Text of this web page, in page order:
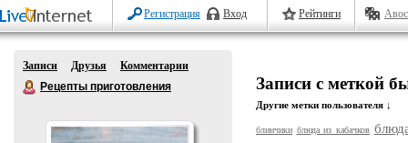
Регистрация Вход Рейтинги
Записи Друзья
Комментарии
Рецепты приготовления
Записи с меткой
Другие метки пользователя ↓
блинчики блюда из кабачков